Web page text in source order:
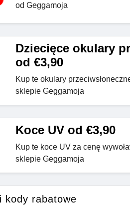
od Geggamoja
Dziecięce okulary
od €3,90
Kup te okulary
sklepie Geggamoja
Koce UV od €3,90
Kup te koce UV za cenę
sklepie Geggamoja
kody rabatowe